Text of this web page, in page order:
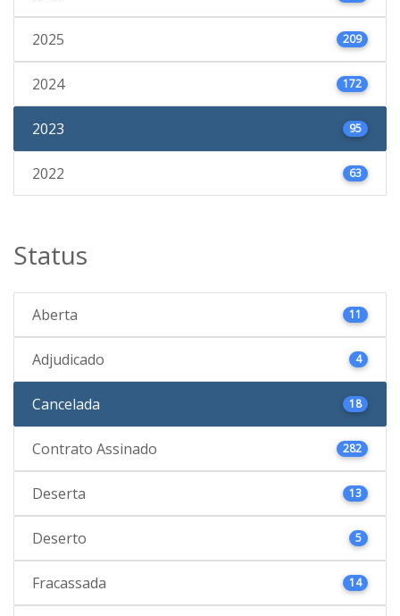
2025 209
2024 172
2023 95
2022 63
Status
Aberta 11
Adjudicado 4
Cancelada 18
Contrato Assinado 282
Deserta 13
Deserto 5
Fracassada 14